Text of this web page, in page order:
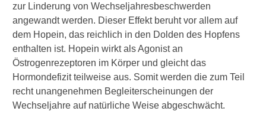
zur Linderung von Wechseljahresbeschwerden
angewandt werden. Dieser Effekt beruht vor allem auf
dem Hopein, das reichlich in den Dolden des Hopfens
enthalten ist. Hopein wirkt als Agonist an
Östrogenrezeptoren im Körper und gleicht das
Hormondefizit teilweise aus. Somit werden die zum Teil
recht unangenehmen Begleiterscheinungen der
Wechseljahre auf natürliche Weise abgeschwächt.
a
n
o
p
f
e
n
T